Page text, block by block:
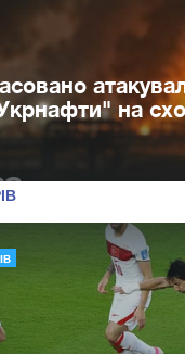
на